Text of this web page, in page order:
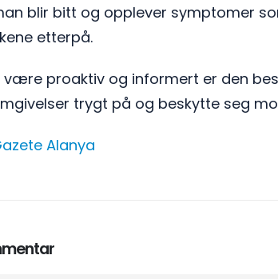
blir bitt og opplever symptomer
etterpå.
være proaktiv og informert er den
trygt på og beskytte seg
Alanya